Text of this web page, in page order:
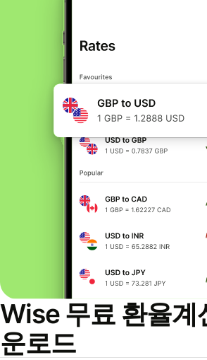
Wise 무료 환율계
운로드